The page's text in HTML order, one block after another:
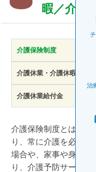
暇／介護
介護保険制度
介護休業・介護休暇
介護休業給付金
介護保険制度とは、病
り、常に介護を必要と
場合や、家事や身支度
り、介護予防サービス
治